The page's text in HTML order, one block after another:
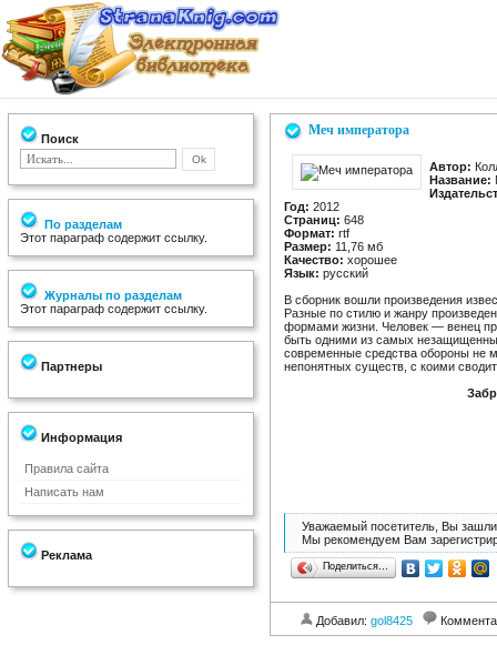
Поиск
По разделам
Этот параграф содержит ссылку.
Журналы по разделам
Этот параграф содержит ссылку.
Партнеры
Информация
Правила сайта
Написать нам
Реклама
Меч императора
Автор:
Название:
Год: 2012
Страниц: 648
Формат: rtf
Размер: 11,76 мб
Качество: хорошее
Язык: русский
В сборник вошли произведения
Разные по стилю и жанру
формами жизни. Человек — венец
быть одними из самых
современные средства обороны не
непонятных существ, с коими
Уважаемый посетитель, Вы зашли
Мы рекомендуем Вам
Поделиться…
Добавил: gol8425